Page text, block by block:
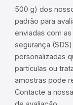
500 g) dos
padrão para
enviadas com
segurança
personalizadas
partículas ou
amostras pode
Contacte a